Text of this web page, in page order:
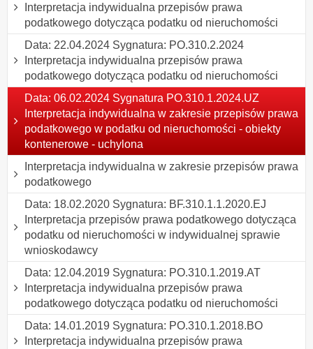
Interpretacja indywidualna przepisów prawa
podatkowego dotycząca podatku od nieruchomości
Data: 22.04.2024 Sygnatura: PO.310.2.2024
Interpretacja indywidualna przepisów prawa
podatkowego dotycząca podatku od nieruchomości
Data: 06.02.2024 Sygnatura PO.310.1.2024.UZ
Interpretacja indywidualna w zakresie przepisów prawa
podatkowego w podatku od nieruchomości - obiekty
kontenerowe - uchylona
Interpretacja indywidualna w zakresie przepisów prawa
podatkowego
Data: 18.02.2020 Sygnatura: BF.310.1.1.2020.EJ
Interpretacja przepisów prawa podatkowego dotycząca
podatku od nieruchomości w indywidualnej sprawie
wnioskodawcy
Data: 12.04.2019 Sygnatura: PO.310.1.2019.AT
Interpretacja indywidualna przepisów prawa
podatkowego dotycząca podatku od nieruchomości
Data: 14.01.2019 Sygnatura: PO.310.1.2018.BO
Interpretacja indywidualna przepisów prawa